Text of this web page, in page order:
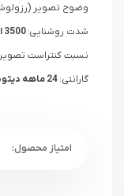
وضوح تصویر
شدت روشنایی:3500 انسی لومن
نسبت کنتراست
گارانتی: